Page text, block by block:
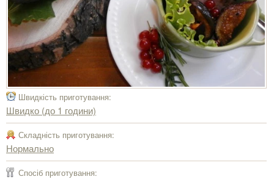
Швидкість приготування:
Швидко (до 1 години)
Складність приготування:
Нормально
Спосіб приготування: